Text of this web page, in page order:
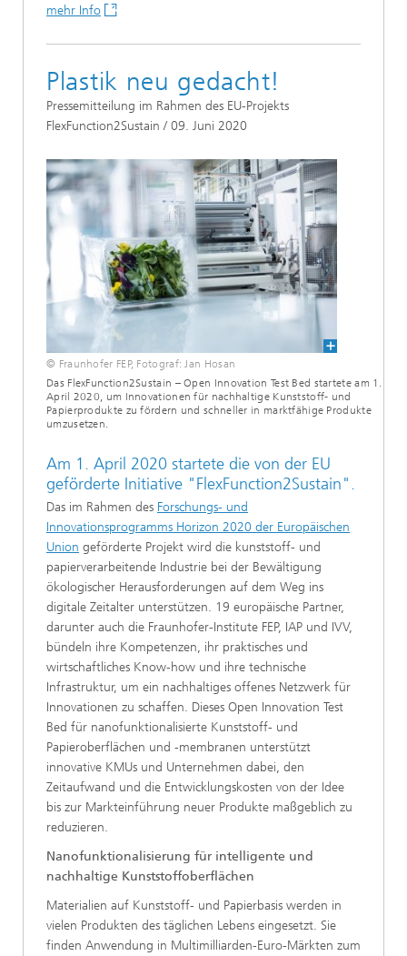
mehr Info
Plastik neu gedacht!
Pressemitteilung im Rahmen des EU-Projekts
FlexFunction2Sustain / 09. Juni 2020
© Fraunhofer FEP, Fotograf: Jan Hosan
Das FlexFunction2Sustain – Open Innovation Test Bed startete am 1.
April 2020, um Innovationen für nachhaltige Kunststoff- und
Papierprodukte zu fördern und schneller in marktfähige Produkte
umzusetzen.
Am 1. April 2020 startete die von der EU
geförderte Initiative "FlexFunction2Sustain".
Das im Rahmen des Forschungs- und
Innovationsprogramms Horizon 2020 der Europäischen
Union geförderte Projekt wird die kunststoff- und
papierverarbeitende Industrie bei der Bewältigung
ökologischer Herausforderungen auf dem Weg ins
digitale Zeitalter unterstützen. 19 europäische Partner,
darunter auch die Fraunhofer-Institute FEP, IAP und IVV,
bündeln ihre Kompetenzen, ihr praktisches und
wirtschaftliches Know-how und ihre technische
Infrastruktur, um ein nachhaltiges offenes Netzwerk für
Innovationen zu schaffen. Dieses Open Innovation Test
Bed für nanofunktionalisierte Kunststoff- und
Papieroberflächen und -membranen unterstützt
innovative KMUs und Unternehmen dabei, den
Zeitaufwand und die Entwicklungskosten von der Idee
bis zur Markteinführung neuer Produkte maßgeblich zu
reduzieren.
Nanofunktionalisierung für intelligente und
nachhaltige Kunststoffoberflächen
Materialien auf Kunststoff- und Papierbasis werden in
vielen Produkten des täglichen Lebens eingesetzt. Sie
finden Anwendung in Multimilliarden-Euro-Märkten zum